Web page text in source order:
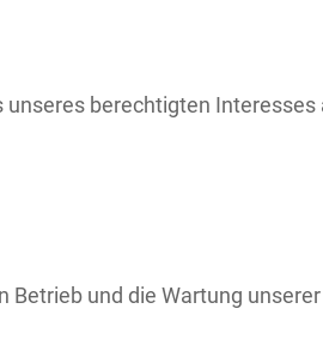
berechtigten
und die Wartung